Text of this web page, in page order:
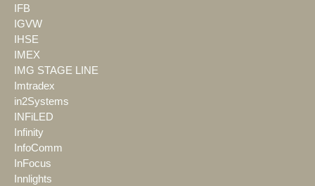
IFB
IGVW
IHSE
IMEX
IMG STAGE LINE
Imtradex
in2Systems
INFiLED
Infinity
InfoComm
InFocus
Innlights